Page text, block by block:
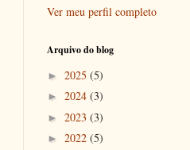
Ver meu perfil completo
Arquivo do blog
► 2025 (5)
► 2024 (3)
► 2023 (3)
► 2022 (5)